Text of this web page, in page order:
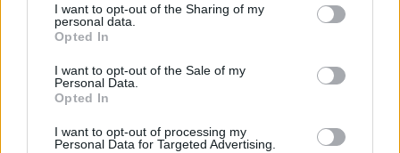
not limited to your visit or usage behaviour. You may click to
grant or deny consent to Google and its third-party tags to
use your data for below specified purposes in below Google
consent section.
I want to opt-out of the Sharing of my
personal data.
Opted In
I want to opt-out of the Sale of my
Personal Data.
Opted In
I want to opt-out of processing my
Personal Data for Targeted Advertising.